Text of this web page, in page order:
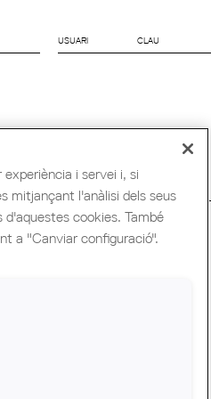
Mundial d'Arquitectes UIA
i servei i, si
mitjançant l'anàlisi dels seus
cookies. També
a "Canviar configuració".